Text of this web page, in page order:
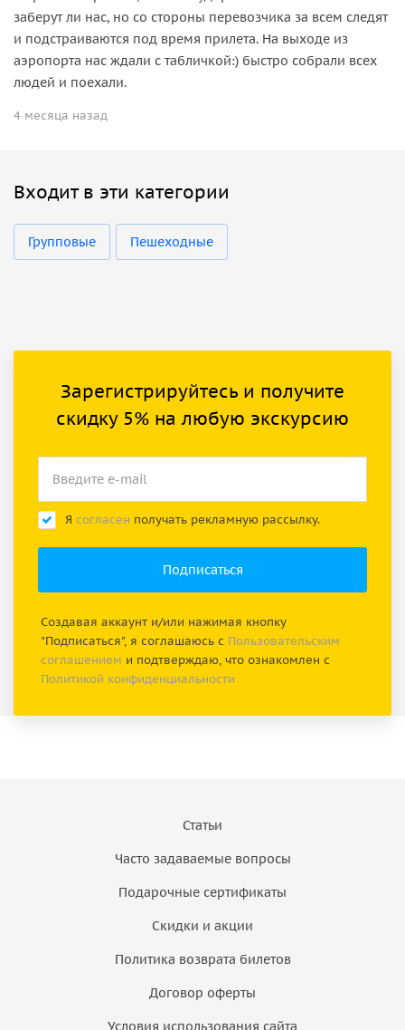
заберут ли нас, но со стороны перевозчика за всем следят
и подстраиваются под время прилета. На выходе из
аэропорта нас ждали с табличкой:) быстро собрали всех
людей и поехали.
4 месяца назад
Входит в эти категории
Групповые Пешеходные
Зарегистрируйтесь и получите
скидку 5% на любую экскурсию
Я согласен получать рекламную рассылку.
Создавая аккаунт и/или нажимая кнопку
"Подписаться", я соглашаюсь с Пользовательским
соглашением и подтверждаю, что ознакомлен с
Политикой конфиденциальности
Статьи
Часто задаваемые вопросы
Подарочные сертификаты
Скидки и акции
Политика возврата билетов
Договор оферты
Условия использования сайта